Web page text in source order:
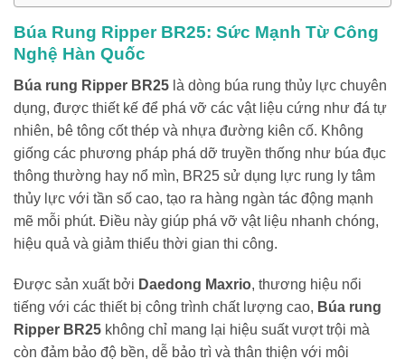
Búa Rung Ripper BR25: Sức Mạnh Từ Công
Nghệ Hàn Quốc
Búa rung Ripper BR25 là dòng búa rung thủy lực chuyên
dụng, được thiết kế để phá vỡ các vật liệu cứng như đá tự
nhiên, bê tông cốt thép và nhựa đường kiên cố. Không
giống các phương pháp phá dỡ truyền thống như búa đục
thông thường hay nổ mìn, BR25 sử dụng lực rung ly tâm
thủy lực với tần số cao, tạo ra hàng ngàn tác động mạnh
mẽ mỗi phút. Điều này giúp phá vỡ vật liệu nhanh chóng,
hiệu quả và giảm thiểu thời gian thi công.
Được sản xuất bởi Daedong Maxrio, thương hiệu nổi
tiếng với các thiết bị công trình chất lượng cao, Búa rung
Ripper BR25 không chỉ mang lại hiệu suất vượt trội mà
còn đảm bảo độ bền, dễ bảo trì và thân thiện với môi